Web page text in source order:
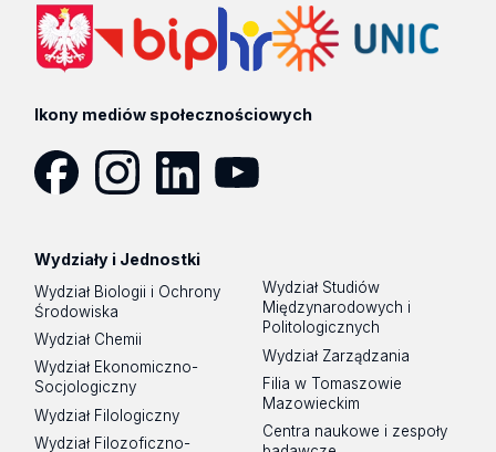
Ikony mediów społecznościowych
Wydziały i Jednostki
Wydział Biologii i Ochrony
Środowiska
Wydział Chemii
Wydział Ekonomiczno-
Socjologiczny
Wydział Filologiczny
Wydział Filozoficzno-
Wydział Studiów
Międzynarodowych i
Politologicznych
Wydział Zarządzania
Filia w Tomaszowie
Mazowieckim
Centra naukowe i zespoły